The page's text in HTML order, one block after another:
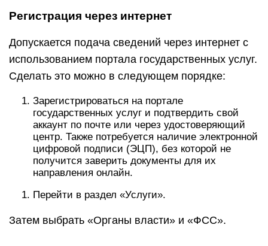
Регистрация через интернет
Допускается подача сведений через интернет с
использованием портала государственных услуг.
Сделать это можно в следующем порядке:
Зарегистрироваться на портале
государственных услуг и подтвердить свой
аккаунт по почте или через удостоверяющий
центр. Также потребуется наличие электронной
цифровой подписи (ЭЦП), без которой не
получится заверить документы для их
направления онлайн.
Перейти в раздел «Услуги».
Затем выбрать «Органы власти» и «ФСС».